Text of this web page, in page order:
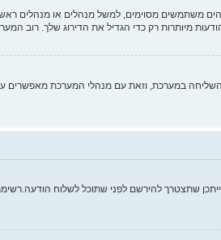
מסוימים, למשל מנהלים או מנהלים
מיותרות רק כדי הגדיל את הדירוג שלך. רוב
במערכת, וזאת עם מנהלי המערכת מאפשרים
שתצטרך להירשם לפני שתוכל לשלוח